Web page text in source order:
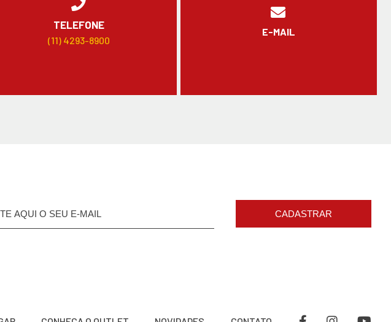
TELEFONE
(11) 4293-8900
E-MAIL
CADASTRAR